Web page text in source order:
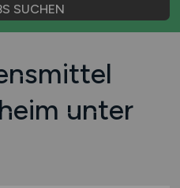
SUCHEN
unter